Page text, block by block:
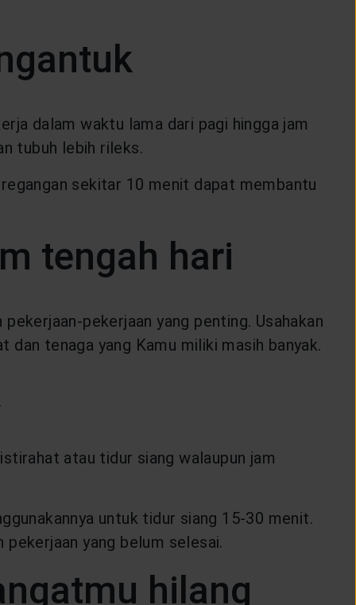
dalam waktu lama dari pagi hingga jam
tubuh lebih rileks.
sekitar 10 menit dapat membantu
tengah hari
pekerjaan yang penting. Usahakan
tenaga yang Kamu miliki masih banyak.
atau tidur siang walaupun jam
untuk tidur siang 15-30 menit.
yang belum selesai.
hilang